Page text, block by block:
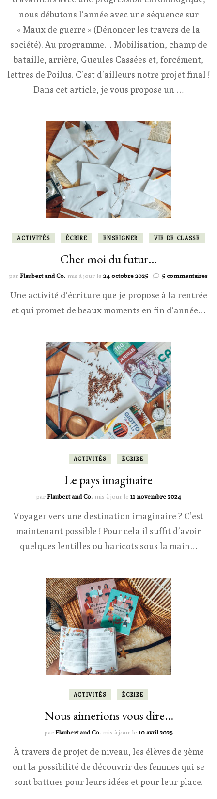
nous débutons l’année avec une séquence sur
« Maux de guerre » (Dénoncer les travers de la
société). Au programme… Mobilisation, champ de
bataille, arrière, Gueules Cassées et, forcément,
lettres de Poilus. C’est d’ailleurs notre projet final !
Dans cet article, je vous propose un …
ACTIVITÉS ÉCRIRE ENSEIGNER VIE DE CLASSE
Cher moi du futur…
parFlaubert and Co. mis à jour le 24 octobre 2025 5 commentairessur
Une activité d’écriture que je propose à la rentrée
et qui promet de beaux moments en fin d’année…
ACTIVITÉS ÉCRIRE
Le pays imaginaire
parFlaubert and Co. mis à jour le 11 novembre 2024
Voyager vers une destination imaginaire ? C’est
maintenant possible ! Pour cela il suffit d’avoir
quelques lentilles ou haricots sous la main…
ACTIVITÉS ÉCRIRE
Nous aimerions vous dire…
parFlaubert and Co. mis à jour le 10 avril 2025
À travers de projet de niveau, les élèves de 3ème
ont la possibilité de découvrir des femmes qui se
sont battues pour leurs idées et pour leur place.